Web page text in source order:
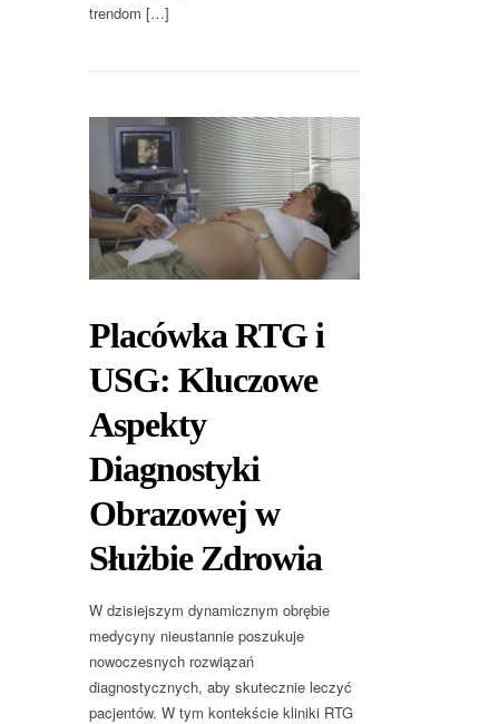
trendom […]
Placówka RTG i
USG: Kluczowe
Aspekty
Diagnostyki
Obrazowej w
Służbie Zdrowia
W dzisiejszym dynamicznym obrębie
medycyny nieustannie poszukuje
nowoczesnych rozwiązań
diagnostycznych, aby skutecznie leczyć
pacjentów. W tym kontekście kliniki RTG